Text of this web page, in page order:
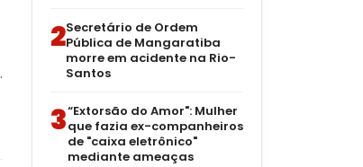
2Secretário de Ordem
Pública de Mangaratiba
morre em acidente na Rio-
Santos
3“Extorsão do Amor": Mulher
que fazia ex-companheiros
de "caixa eletrônico"
mediante ameaças